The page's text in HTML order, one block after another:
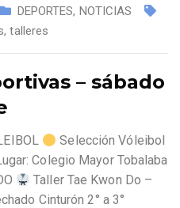
DEPORTES, NOTICIAS
,talleres
– sábado
Selección Vóleibol
Colegio Mayor Tobalaba
Taller Tae Kwon Do –
Cinturón 2° a 3°